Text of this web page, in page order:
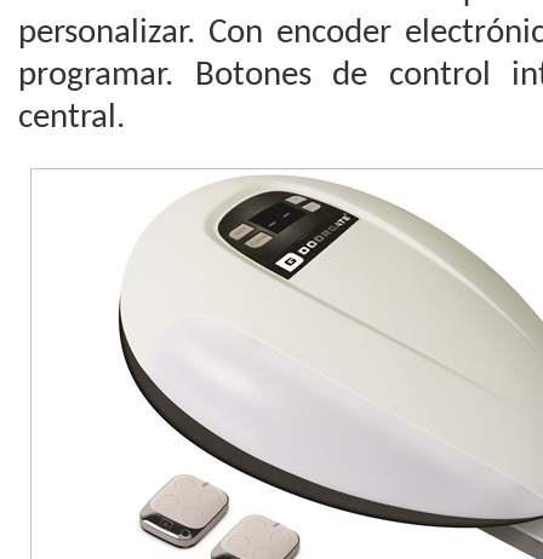
personalizar. Con encoder
programar. Botones de control
central.